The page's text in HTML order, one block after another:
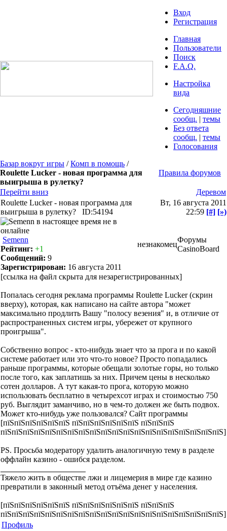
Вход
Регистрация
Главная
Пользователи
Поиск
F.A.Q.
Настройка
вида
Сегодняшние
сообщ. | темы
Без ответа
сообщ. | темы
Голосования
Базар вокруг игры /Комп в помощь /
Roulette Lucker - новая программа для
выигрыша в рулетку?
Правила форумов
Перейти вниз
Деревом
Roulette Lucker - новая программа для
выигрыша в рулетку?
ID:54194
Вт, 16 августа 2011
22:59 [#] [»)
Semenn
Рейтинг: +1
Сообщений: 9
Зарегистрирован: 16 августа 2011
незнакомец
Форумы
CasinoBoard
[ссылка на файл скрыта для незарегистрированных]
Попалась сегодня реклама программы Roulette Lucker (скрин
вверху), которая, как написано на сайте автора "может
максимально продлить Вашу "полосу везения" и, в отличие от
распространенных систем игры, убережет от крупного
проигрыша".
Собственно вопрос - кто-нибудь знает что за прога и по какой
системе работает или это что-то новое? Просто попадались
раньше программы, которые обещали золотые горы, но только
после того, как заплатишь за них. Причем цены в несколько
сотен долларов. А тут какая-то прога, которую можно
использовать бесплатно в четырехсот играх и стоимостью 750
руб. Выглядит заманчиво, но в чем-то должен же быть подвох.
Может кто-нибудь уже пользовался? Сайт программы
[пїЅпїЅпїЅпїЅпїЅпїЅ пїЅпїЅпїЅпїЅпїЅпїЅ пїЅпїЅпїЅ
пїЅпїЅпїЅпїЅпїЅпїЅпїЅпїЅпїЅпїЅпїЅпїЅпїЅпїЅпїЅпїЅпїЅпїЅпїЅпїЅ]
PS. Просьба модератору удалить аналогичную тему в разделе
оффлайн казино - ошибся разделом.
Тяжело жить в обществе лжи и лицемерия в мире где казино
превратили в законный метод отъёма денег у населения.
[пїЅпїЅпїЅпїЅпїЅпїЅ пїЅпїЅпїЅпїЅпїЅпїЅ пїЅпїЅпїЅ
пїЅпїЅпїЅпїЅпїЅпїЅпїЅпїЅпїЅпїЅпїЅпїЅпїЅпїЅпїЅпїЅпїЅпїЅпїЅпїЅ]
Профиль